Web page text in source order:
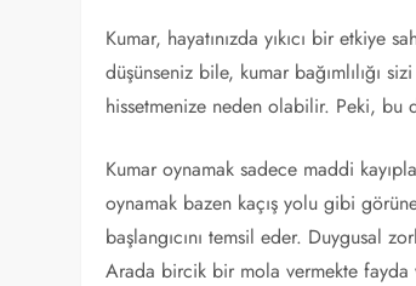
Kumar, hayatınızda yıkıcı bir
düşünseniz bile, kumar bağımlılığı
hissetmenize neden olabilir. Peki, bu
Kumar oynamak sadece maddi
oynamak bazen kaçış yolu gibi
başlangıcını temsil eder. Duygusal
Arada bircik bir mola vermekte fayda